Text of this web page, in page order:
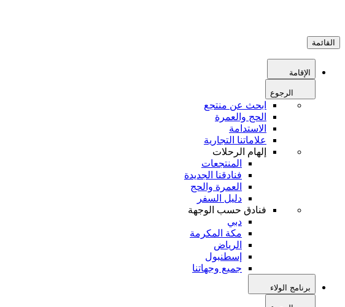
القائمة
الإقامة
الرجوع
ابحث عن منتجع
الحج والعمرة
الاستدامة
علاماتنا التجارية
إلهام الرحلات
المنتجعات
فنادقنا الجديدة
العمرة والحج
دليل السفر
فنادق حسب الوجهة
دبي
مكة المكرمة
الرياض
إسطنبول
جميع وجهاتنا
برنامج الولاء